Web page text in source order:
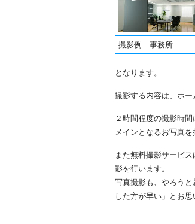
撮影例 事務所
となります。
撮影する内容は、ホー
２時間程度の撮影時
メインとなるお写真
また無料撮影サービ
影を行います。
写真撮影も、やろう
した方が早い」とお